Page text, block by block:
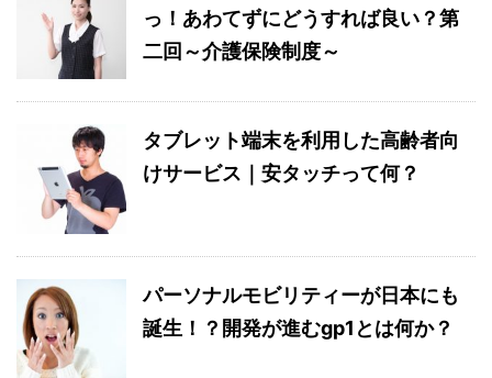
っ！あわてずにどうすれば良い？第
二回～介護保険制度～
タブレット端末を利用した高齢者向
けサービス｜安タッチって何？
パーソナルモビリティーが日本にも
誕生！？開発が進むgp1とは何か？